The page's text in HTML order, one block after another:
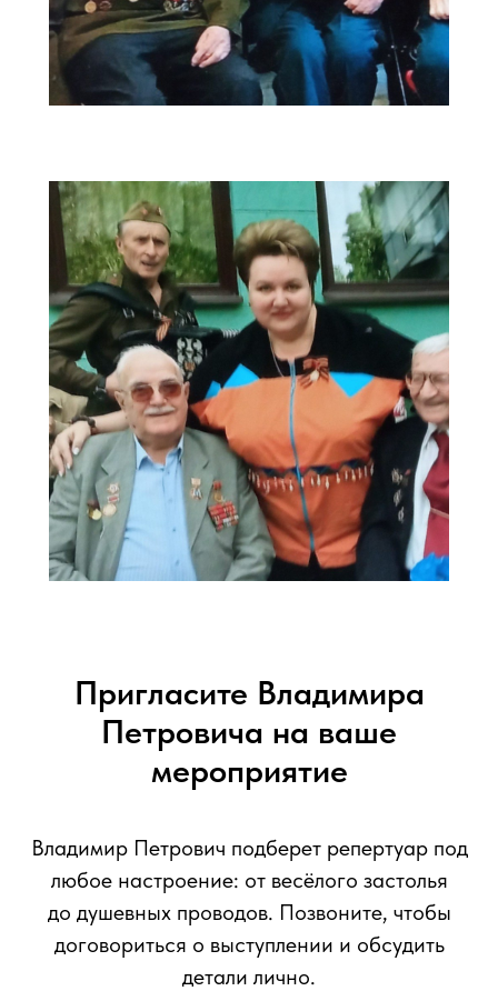
Пригласите Владимира
Петровича на ваше
мероприятие
Владимир Петрович подберет репертуар под
любое настроение: от весёлого застолья
до душевных проводов. Позвоните, чтобы
договориться о выступлении и обсудить
детали лично.